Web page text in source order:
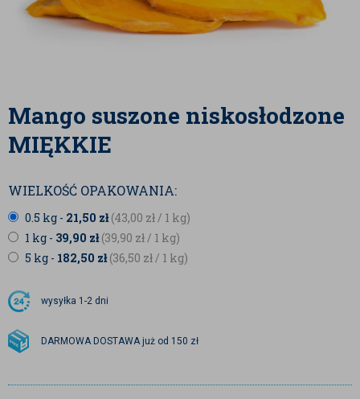
Mango suszone niskosłodzone
MIĘKKIE
WIELKOŚĆ OPAKOWANIA:
0.5 kg - 21,50 zł(43,00 zł / 1 kg)
1 kg - 39,90 zł(39,90 zł / 1 kg)
5 kg - 182,50 zł(36,50 zł / 1 kg)
wysyłka 1-2 dni
DARMOWA DOSTAWA już od 150 zł